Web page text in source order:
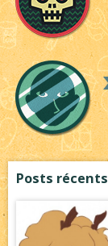
Posts récents